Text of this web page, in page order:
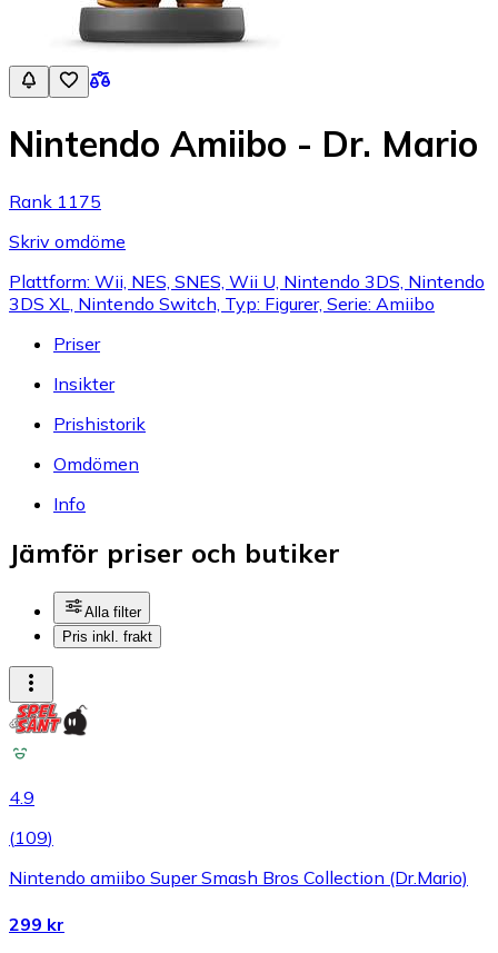
Nintendo Amiibo - Dr. Mario
Rank 1175
Skriv omdöme
Plattform: Wii, NES, SNES, Wii U, Nintendo 3DS, Nintendo
3DS XL, Nintendo Switch, Typ: Figurer, Serie: Amiibo
Priser
Insikter
Prishistorik
Omdömen
Info
Jämför priser och butiker
Alla filter
Pris inkl. frakt
4.9
(109)
Nintendo amiibo Super Smash Bros Collection (Dr.Mario)
299 kr